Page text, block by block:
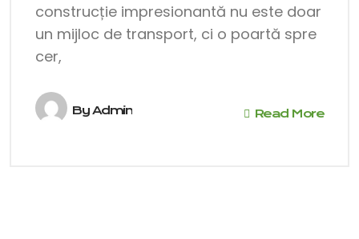
construcție impresionantă nu este doar
un mijloc de transport, ci o poartă spre
cer,
ByAdmin Read More